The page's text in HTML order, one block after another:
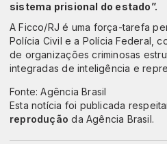
sistema prisional do estado”.
A Ficco/RJ é uma força-tarefa
Polícia Civil e a Polícia Federal,
de organizações criminosas
integradas de inteligência e
Fonte: Agência Brasil
Esta notícia foi publicada
reprodução da Agência Brasil.